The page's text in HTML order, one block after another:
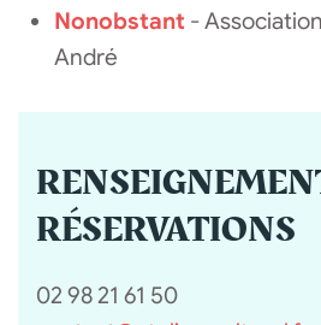
Nonobstant -
André
RÉSERVATIONS
02 98 21 61 50